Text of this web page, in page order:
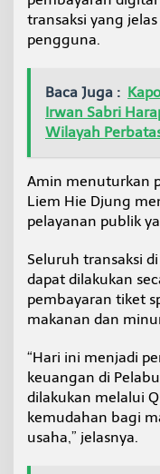
transaksi yang
pengguna.
Baca Juga :
Irwan Sabri
Wilayah
Amin menuturkan
Liem Hie Djung
pelayanan publik
Seluruh transaksi
dapat dilakukan
pembayaran tiket
makanan dan
“Hari ini menjadi
keuangan di
dilakukan melalui
kemudahan bagi
usaha,” jelasnya.